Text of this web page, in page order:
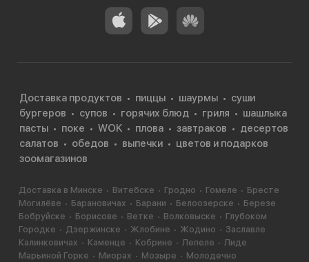
Доставка продуктов пиццы шаурмы
суши
бургеров
супов горячих блюд гриля
шашлыка
пасты
поке WOK плова завтраков
десертов
салатов
обедов выпечки
цветов и подарков
зоомагазинов
Доставка в Минске Витебске Гродно Гомеле
Бресте
Могилёве
Барановичах Барани Белоозерске
Березе
Бобруйске
Борисове Ветке Волковыске
Глубоком
Городке
Дзержинске Жлобине Жодино
Заславле
Калинковичах
Каменце Кобрине Лепеле
Лиде
Марьиной Горке
Миорах Мозыре
Молодечно